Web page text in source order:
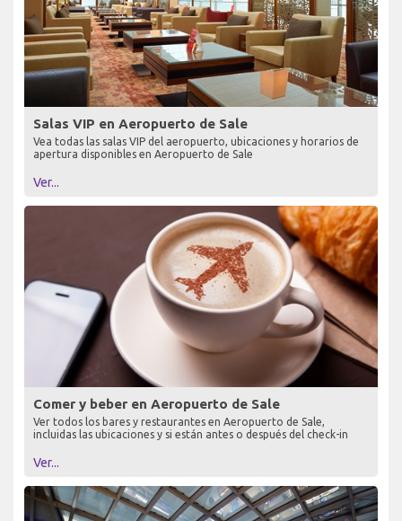
Salas VIP en Aeropuerto de Sale
Vea todas las salas VIP del aeropuerto, ubicaciones y horarios de
apertura disponibles en Aeropuerto de Sale
Ver...
Comer y beber en Aeropuerto de Sale
Ver todos los bares y restaurantes en Aeropuerto de Sale,
incluidas las ubicaciones y si están antes o después del check-in
Ver...